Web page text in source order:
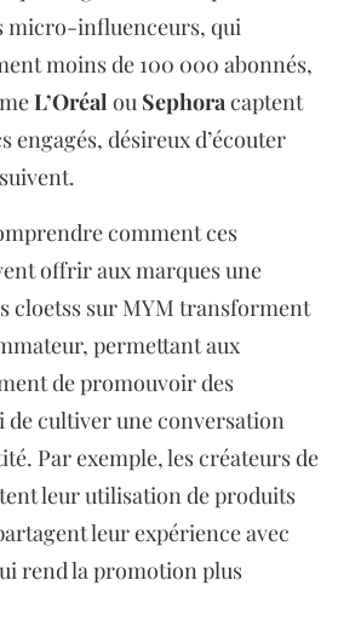
micro-influenceurs, qui
moins de 100 000 abonnés,
L’Oréal ou Sephoracaptent
engagés, désireux d’écouter
comment ces
offrir aux marques une
cloetss sur MYM transforment
permettant aux
de promouvoir des
de cultiver une conversation
Par exemple, les créateurs de
leur utilisation de produits
leur expérience avec
rend la promotion plus